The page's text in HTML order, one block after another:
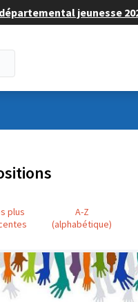
jeunesse
plus
A-Z
(alphabétique)